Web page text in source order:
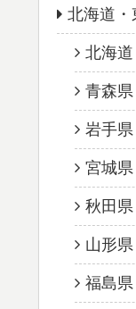
北海道・
北海道
青森県
岩手県
宮城県
秋田県
山形県
福島県